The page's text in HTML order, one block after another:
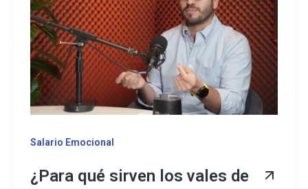
Salario Emocional
¿Para qué sirven los vales de